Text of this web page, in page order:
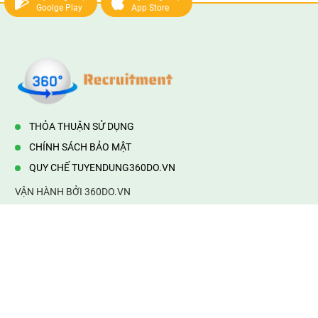
Goolge Play App Store
THỎA THUẬN SỬ DỤNG
CHÍNH SÁCH BẢO MẬT
QUY CHẾ TUYENDUNG360DO.VN
VẬN HÀNH BỞI 360DO.VN